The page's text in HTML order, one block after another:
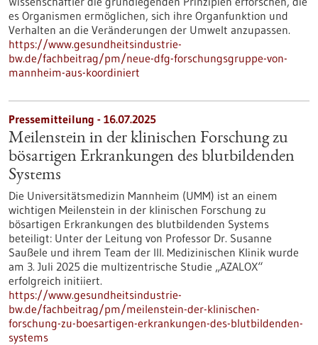
es Organismen ermöglichen, sich ihre Organfunktion und
Verhalten an die Veränderungen der Umwelt anzupassen.
https://www.gesundheitsindustrie-
bw.de/fachbeitrag/pm/neue-dfg-forschungsgruppe-von-
mannheim-aus-koordiniert
Pressemitteilung - 16.07.2025
Meilenstein in der klinischen Forschung zu
bösartigen Erkrankungen des blutbildenden
Systems
Die Universitätsmedizin Mannheim (UMM) ist an einem
wichtigen Meilenstein in der klinischen Forschung zu
bösartigen Erkrankungen des blutbildenden Systems
beteiligt: Unter der Leitung von Professor Dr. Susanne
Saußele und ihrem Team der III. Medizinischen Klinik wurde
am 3. Juli 2025 die multizentrische Studie „AZALOX“
erfolgreich initiiert.
https://www.gesundheitsindustrie-
bw.de/fachbeitrag/pm/meilenstein-der-klinischen-
forschung-zu-boesartigen-erkrankungen-des-blutbildenden-
systems